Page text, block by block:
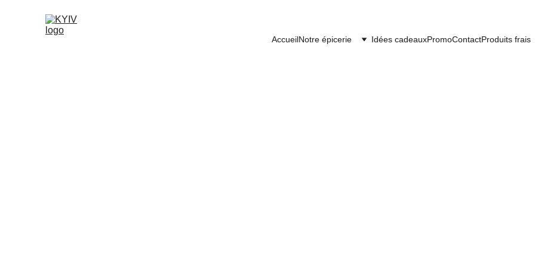
AccueilNotre épicerie Idées cadeauxPromoContactProduits frais